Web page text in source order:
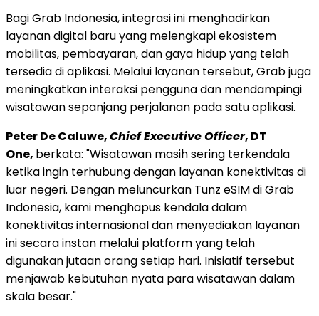
Bagi Grab Indonesia, integrasi ini menghadirkan
layanan digital baru yang melengkapi ekosistem
mobilitas, pembayaran, dan gaya hidup yang telah
tersedia di aplikasi. Melalui layanan tersebut, Grab juga
meningkatkan interaksi pengguna dan mendampingi
wisatawan sepanjang perjalanan pada satu aplikasi.
Peter De Caluwe,Chief Executive Officer, DT
One, berkata: "Wisatawan masih sering terkendala
ketika ingin terhubung dengan layanan konektivitas di
luar negeri. Dengan meluncurkan Tunz eSIM di Grab
Indonesia, kami menghapus kendala dalam
konektivitas internasional dan menyediakan layanan
ini secara instan melalui platform yang telah
digunakan jutaan orang setiap hari. Inisiatif tersebut
menjawab kebutuhan nyata para wisatawan dalam
skala besar."